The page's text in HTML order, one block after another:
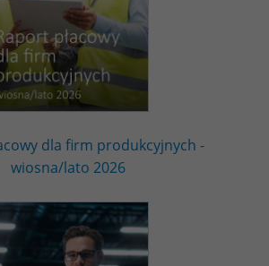
dla firm produkcyjnych -
wiosna/lato 2026